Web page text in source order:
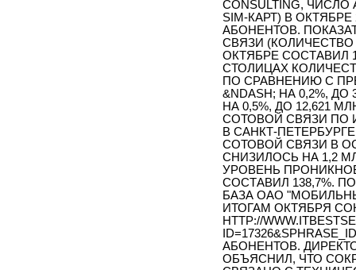
CONSULTING,
SIM-КАРТ) В
АБОНЕНТОВ.
СВЯЗИ (КОЛИЧЕСТВО
ОКТЯБРЕ СОСТАВИЛ
СТОЛИЦАХ
ПО СРАВНЕНИЮ С
&NDASH; НА 0,2%,
НА 0,5%, ДО 12,621
СОТОВОЙ СВЯЗИ ПО
В САНКТ-
СОТОВОЙ СВЯЗИ В
СНИЗИЛОСЬ НА 1,2
УРОВЕНЬ
СОСТАВИЛ 138,7%.
БАЗА ОАО
ИТОГАМ ОКТЯБРЯ
HTTP://
АБОНЕНТОВ.
ОБЪЯСНИЛ, ЧТО